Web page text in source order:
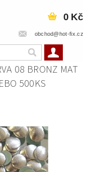
obchod@hot-fix.cz
0 Kč
08 BRONZ MAT
500KS